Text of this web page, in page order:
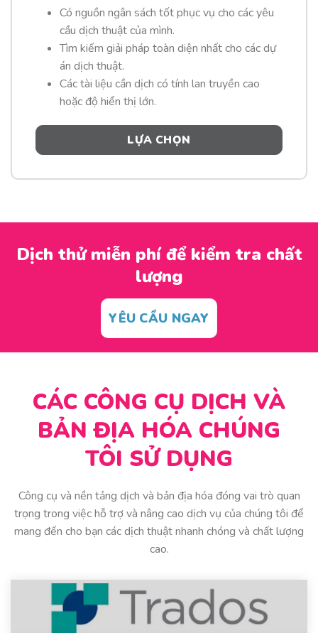
Có nguồn ngân sách tốt phục vụ cho các yêu
cầu dịch thuật của mình.
Tìm kiếm giải pháp toàn diện nhất cho các dự
án dịch thuật.
Các tài liệu cần dịch có tính lan truyền cao
hoặc độ hiển thị lớn.
LỰA CHỌN
Dịch thử miễn phí để kiểm tra chất
lượng
YÊU CẦU NGAY
CÁC CÔNG CỤ DỊCH VÀ
BẢN ĐỊA HÓA CHÚNG
TÔI SỬ DỤNG
Công cụ và nền tảng dịch và bản địa hóa đóng vai trò quan
trọng trong việc hỗ trợ và nâng cao dịch vụ của chúng tôi để
mang đến cho bạn các dịch thuật nhanh chóng và chất lượng
cao.